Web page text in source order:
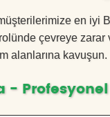
en
çevreye zarar
alanlarına kavuşun.
-